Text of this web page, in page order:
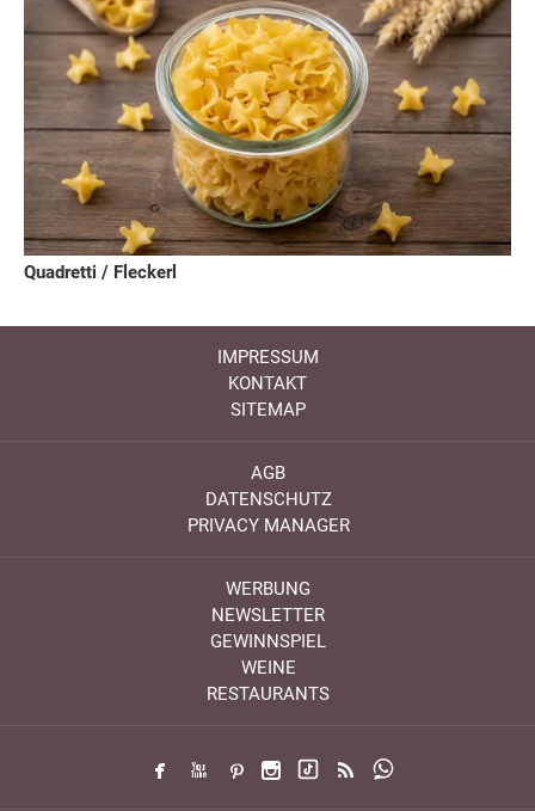
Quadretti / Fleckerl
IMPRESSUM
KONTAKT
SITEMAP
AGB
DATENSCHUTZ
PRIVACY MANAGER
WERBUNG
NEWSLETTER
GEWINNSPIEL
WEINE
RESTAURANTS